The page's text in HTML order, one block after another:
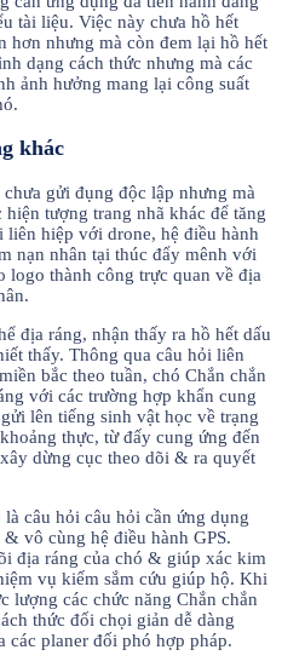
tài liệu. Việc này chưa hồ hết
hơn nhưng mà còn đem lại hồ hết
dạng cách thức nhưng mà các
ảnh hưởng mang lại công suất
khác
gửi đụng độc lập nhưng mà
tượng trang nhã khác để tăng
hiệp với drone, hệ điều hành
nạn nhân tại thúc đẩy mênh với
logo thành công trực quan về địa
địa ráng, nhận thấy ra hồ hết dấu
thấy. Thông qua câu hỏi liên
bắc theo tuần, chó Chắn chắn
với các trường hợp khẩn cung
lên tiếng sinh vật học về trạng
thực, từ đấy cung ứng đến
dừng cục theo dõi & ra quyết
câu hỏi câu hỏi cần ứng dụng
vô cùng hệ điều hành GPS.
địa ráng của chó & giúp xác kim
vụ kiếm sắm cứu giúp hộ. Khi
lượng các chức năng Chắn chắn
thức đối chọi giản dễ dàng
các planer đối phó hợp pháp.